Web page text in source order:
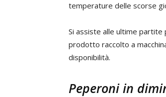
temperature delle scorse
Si assiste alle ultime partite
prodotto raccolto a
disponibilità.
Peperoni in